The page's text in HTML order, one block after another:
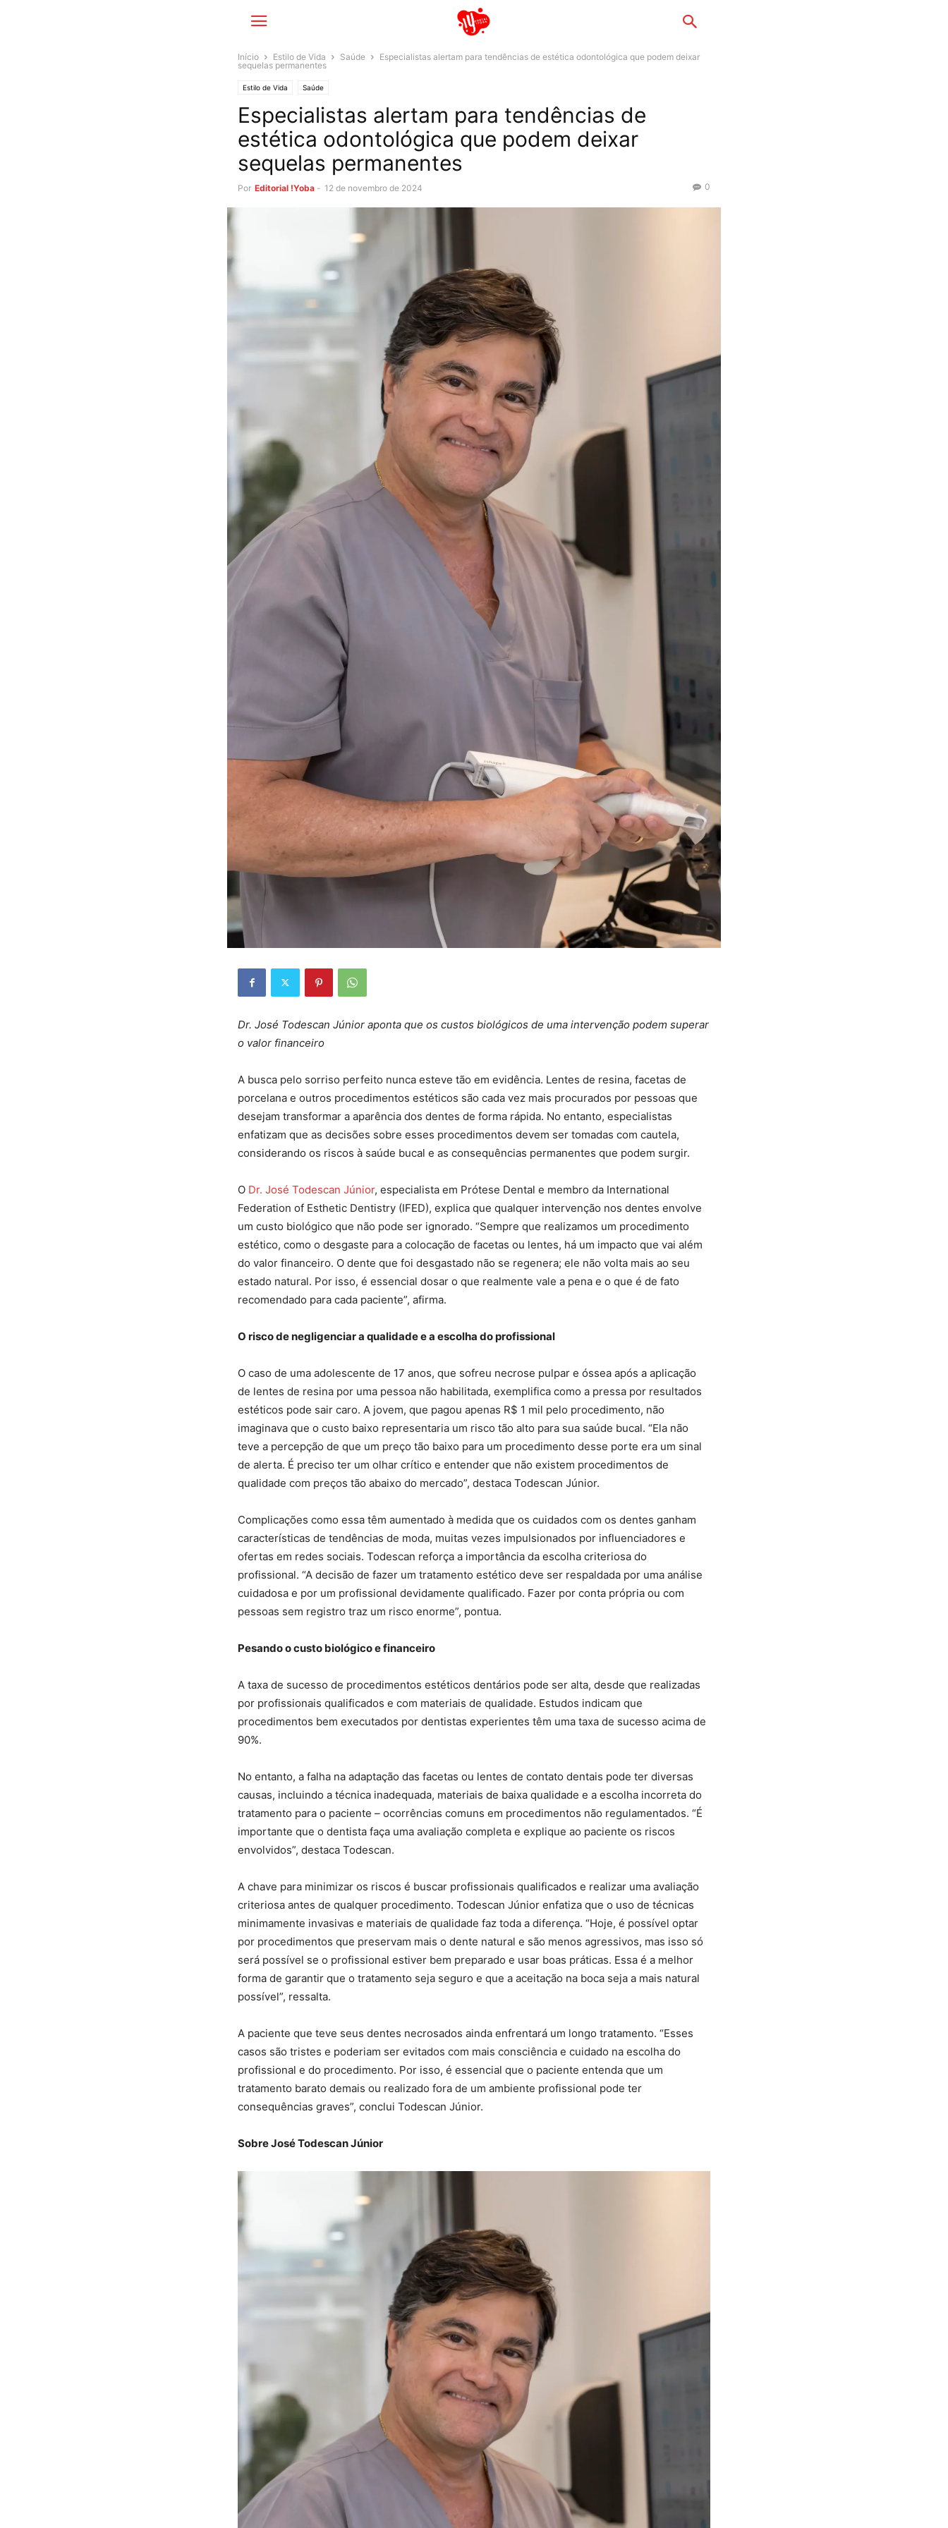
Início Estilo de Vida Saúde
Especialistas alertam para tendências de estética odontológica que podem deixar
sequelas permanentes
Estilo de Vida Saúde
Especialistas alertam para tendências de
estética odontológica que podem deixar
sequelas permanentes
Por Editorial !Yoba - 12 de novembro de 2024 0
Dr. José Todescan Júnior aponta que os custos biológicos de uma intervenção podem superar
o valor financeiro
A busca pelo sorriso perfeito nunca esteve tão em evidência. Lentes de resina, facetas de
porcelana e outros procedimentos estéticos são cada vez mais procurados por pessoas que
desejam transformar a aparência dos dentes de forma rápida. No entanto, especialistas
enfatizam que as decisões sobre esses procedimentos devem ser tomadas com cautela,
considerando os riscos à saúde bucal e as consequências permanentes que podem surgir.
O Dr. José Todescan Júnior, especialista em Prótese Dental e membro da International
Federation of Esthetic Dentistry (IFED), explica que qualquer intervenção nos dentes envolve
um custo biológico que não pode ser ignorado. “Sempre que realizamos um procedimento
estético, como o desgaste para a colocação de facetas ou lentes, há um impacto que vai além
do valor financeiro. O dente que foi desgastado não se regenera; ele não volta mais ao seu
estado natural. Por isso, é essencial dosar o que realmente vale a pena e o que é de fato
recomendado para cada paciente”, afirma.
O risco de negligenciar a qualidade e a escolha do profissional
O caso de uma adolescente de 17 anos, que sofreu necrose pulpar e óssea após a aplicação
de lentes de resina por uma pessoa não habilitada, exemplifica como a pressa por resultados
estéticos pode sair caro. A jovem, que pagou apenas R$ 1 mil pelo procedimento, não
imaginava que o custo baixo representaria um risco tão alto para sua saúde bucal. “Ela não
teve a percepção de que um preço tão baixo para um procedimento desse porte era um sinal
de alerta. É preciso ter um olhar crítico e entender que não existem procedimentos de
qualidade com preços tão abaixo do mercado”, destaca Todescan Júnior.
Complicações como essa têm aumentado à medida que os cuidados com os dentes ganham
características de tendências de moda, muitas vezes impulsionados por influenciadores e
ofertas em redes sociais. Todescan reforça a importância da escolha criteriosa do
profissional. “A decisão de fazer um tratamento estético deve ser respaldada por uma análise
cuidadosa e por um profissional devidamente qualificado. Fazer por conta própria ou com
pessoas sem registro traz um risco enorme”, pontua.
Pesando o custo biológico e financeiro
A taxa de sucesso de procedimentos estéticos dentários pode ser alta, desde que realizadas
por profissionais qualificados e com materiais de qualidade. Estudos indicam que
procedimentos bem executados por dentistas experientes têm uma taxa de sucesso acima de
90%.
No entanto, a falha na adaptação das facetas ou lentes de contato dentais pode ter diversas
causas, incluindo a técnica inadequada, materiais de baixa qualidade e a escolha incorreta do
tratamento para o paciente – ocorrências comuns em procedimentos não regulamentados. “É
importante que o dentista faça uma avaliação completa e explique ao paciente os riscos
envolvidos”, destaca Todescan.
A chave para minimizar os riscos é buscar profissionais qualificados e realizar uma avaliação
criteriosa antes de qualquer procedimento. Todescan Júnior enfatiza que o uso de técnicas
minimamente invasivas e materiais de qualidade faz toda a diferença. “Hoje, é possível optar
por procedimentos que preservam mais o dente natural e são menos agressivos, mas isso só
será possível se o profissional estiver bem preparado e usar boas práticas. Essa é a melhor
forma de garantir que o tratamento seja seguro e que a aceitação na boca seja a mais natural
possível”, ressalta.
A paciente que teve seus dentes necrosados ainda enfrentará um longo tratamento. “Esses
casos são tristes e poderiam ser evitados com mais consciência e cuidado na escolha do
profissional e do procedimento. Por isso, é essencial que o paciente entenda que um
tratamento barato demais ou realizado fora de um ambiente profissional pode ter
consequências graves”, conclui Todescan Júnior.
Sobre José Todescan Júnior